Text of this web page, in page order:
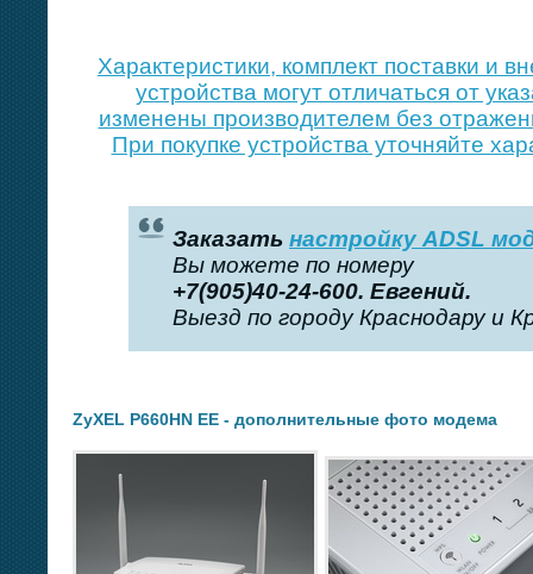
Xарактеристики, комплект поставки и
устройства могут отличаться от
изменены производителем без
При покупке устройства уточняйте
Заказать настройку ADSL
Вы можете по номеру
+7(905)40-24-600. Евгений.
Выезд по городу Краснодару и
ZyXEL P660HN EE - дополнительные фото модема